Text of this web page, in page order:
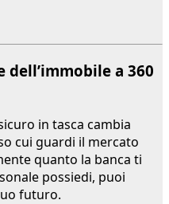
dell’immobile a 360
in tasca cambia
cui guardi il mercato
quanto la banca ti
possiedi, puoi
futuro.